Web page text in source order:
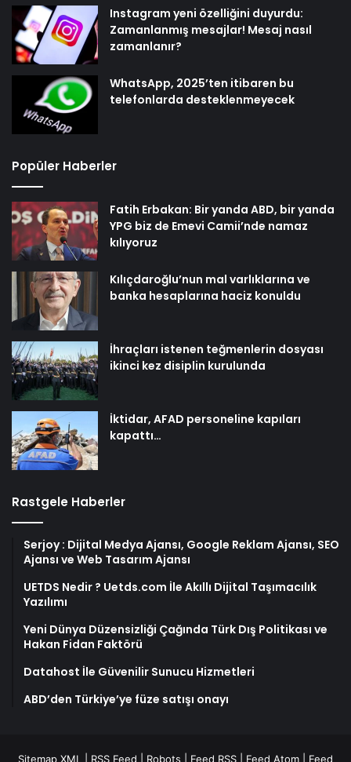
Instagram yeni özelliğini duyurdu:
Zamanlanmış mesajlar! Mesaj nasıl
zamanlanır?
WhatsApp, 2025’ten itibaren bu
telefonlarda desteklenmeyecek
Popüler Haberler
Fatih Erbakan: Bir yanda ABD, bir yanda
YPG biz de Emevi Camii’nde namaz
kılıyoruz
Kılıçdaroğlu’nun mal varlıklarına ve
banka hesaplarına haciz konuldu
İhraçları istenen teğmenlerin dosyası
ikinci kez disiplin kurulunda
İktidar, AFAD personeline kapıları
kapattı…
Rastgele Haberler
Serjoy : Dijital Medya Ajansı, Google Reklam Ajansı, SEO
Ajansı ve Web Tasarım Ajansı
UETDS Nedir ? Uetds.com İle Akıllı Dijital Taşımacılık
Yazılımı
Yeni Dünya Düzensizliği Çağında Türk Dış Politikası ve
Hakan Fidan Faktörü
Datahost İle Güvenilir Sunucu Hizmetleri
ABD’den Türkiye’ye füze satışı onayı
Sitemap XML RSS Feed Robots Feed RSS Feed Atom Feed